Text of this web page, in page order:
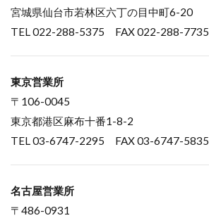
宮城県仙台市若林区六丁の目中町6-20
TEL 022-288-5375 FAX 022-288-7735
東京営業所
〒106-0045
東京都港区麻布十番1-8-2
TEL 03-6747-2295 FAX 03-6747-5835
名古屋営業所
〒486-0931